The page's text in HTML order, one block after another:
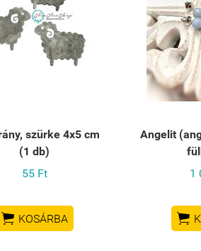
szürke 4x5 cm
(1 db)
55 Ft
 KOSÁRBA
Angelit
1
